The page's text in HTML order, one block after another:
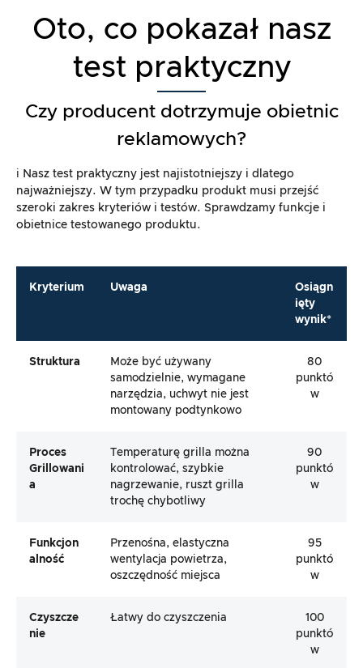
Oto, co pokazał nasz
test praktyczny
Czy producent dotrzymuje obietnic
reklamowych?
ℹ️ Nasz test praktyczny jest najistotniejszy i dlatego
najważniejszy. W tym przypadku produkt musi przejść
szeroki zakres kryteriów i testów. Sprawdzamy funkcje i
obietnice testowanego produktu.
Kryterium Uwaga
Osiągn
ięty
wynik*
Struktura
Może być używany
samodzielnie, wymagane
narzędzia, uchwyt nie jest
montowany podtynkowo
80
punktó
w
Proces
Grillowani
A
Temperaturę grilla można
kontrolować, szybkie
nagrzewanie, ruszt grilla
trochę chybotliwy
90
punktó
w
Funkcjon
Alność
Przenośna, elastyczna
wentylacja powietrza,
oszczędność miejsca
95
punktó
w
Czyszcze
Nie
Łatwy do czyszczenia
100
punktó
w